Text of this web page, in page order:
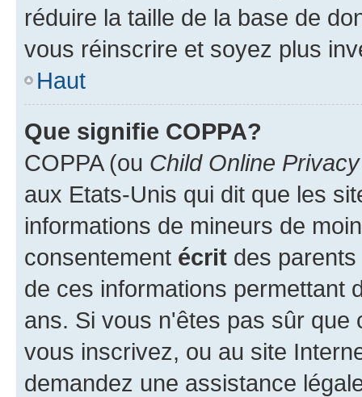
réduire la taille de la base de
vous réinscrire et soyez plus
Haut
Que signifie COPPA?
COPPA (ou Child Online
aux Etats-Unis qui dit que les
informations de mineurs de
consentement écrit des
de ces informations permettant
ans. Si vous n'êtes pas sûr
vous inscrivez, ou au site
demandez une assistance